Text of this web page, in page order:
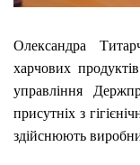
Олександра
харчових
управління
присутніх з
здійснюють